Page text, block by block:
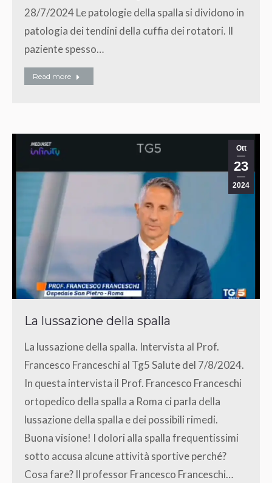
28/7/2024 Le patologie della spalla si dividono in
patologia dei tendini della cuffia dei rotatori. Il
paziente spesso…
Read more
Ott
23
2024
La lussazione della spalla
La lussazione della spalla. Intervista al Prof.
Francesco Franceschi al Tg5 Salute del 7/8/2024.
In questa intervista il Prof. Francesco Franceschi
ortopedico della spalla a Roma ci parla della
lussazione della spalla e dei possibili rimedi.
Buona visione! I dolori alla spalla frequentissimi
sotto accusa alcune attività sportive perché?
Cosa fare? Il professor Francesco Franceschi…